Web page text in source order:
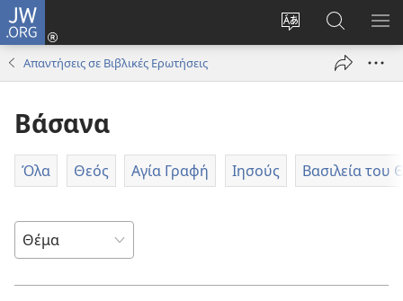
JW.ORG
Αλλαγή
γλώσσας
ιστότοπου
Σύνδεση
(ανοίγει
παράθυρο)
στο
JW.ORG
Απαντήσεις σε Βιβλικές Ερωτήσεις
Βάσανα
Όλα Θεός Αγία Γραφή Ιησούς Βασιλεία του